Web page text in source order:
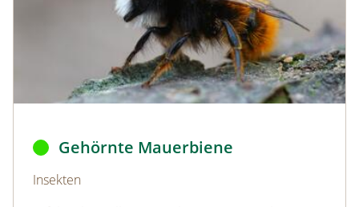
Naturlexikon: Gehörnte Mauerbiene
Gehörnte Mauerbiene
Insekten